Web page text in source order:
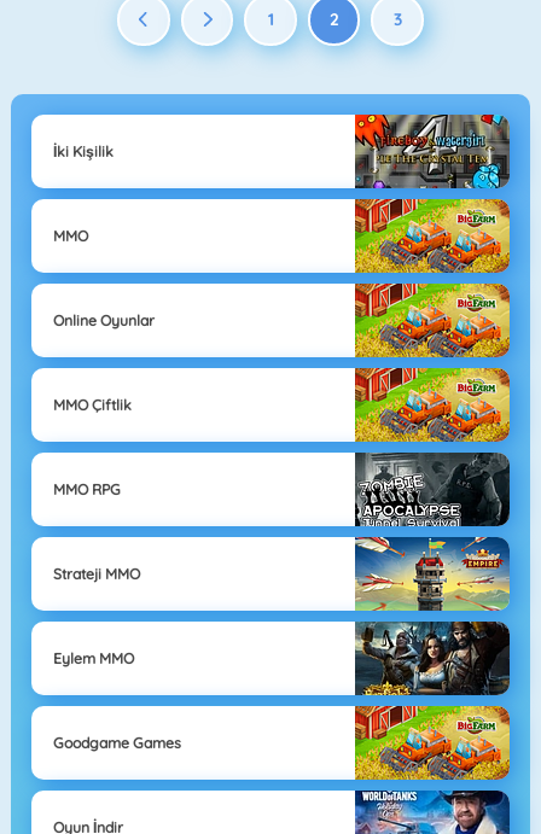
1 2 3
İki Kişilik
MMO
Online Oyunlar
MMO Çiftlik
MMO RPG
Strateji MMO
Eylem MMO
Goodgame Games
Oyun İndir